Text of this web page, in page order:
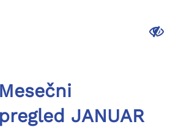
.
Mesečni
JANUAR